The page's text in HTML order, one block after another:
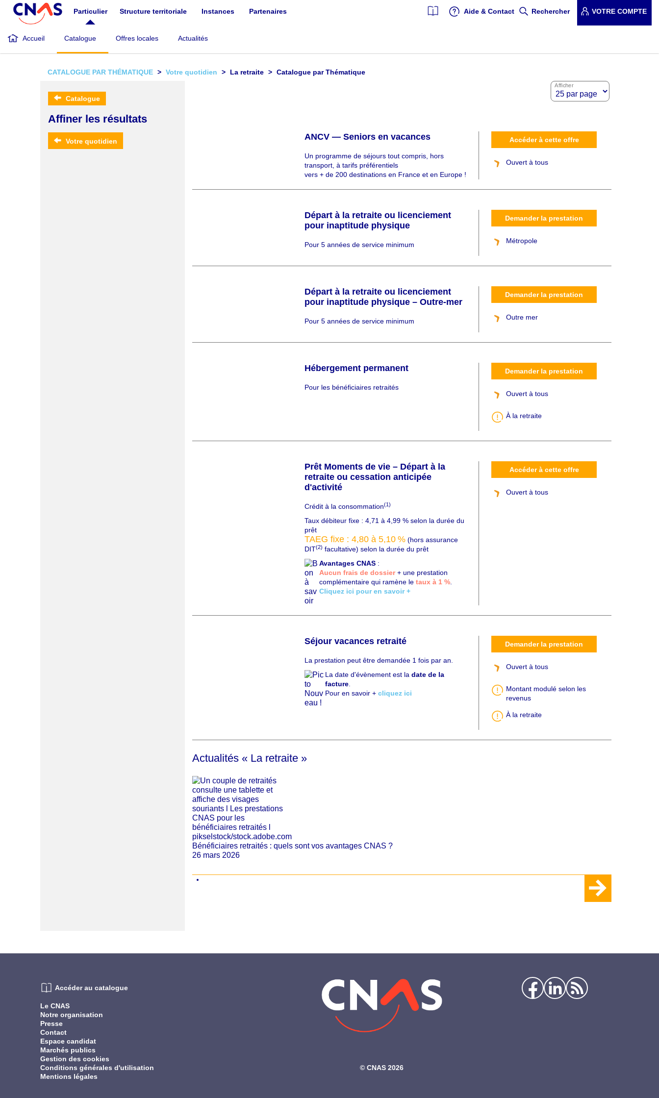
Aller
contenu
principal
Particulier Structure territoriale Instances Partenaires Aide & Contact Rechercher VOTRE COMPTE
Accueil Catalogue Offres locales Actualités
CATALOGUE PAR THÉMATIQUE Votre quotidien La retraite Catalogue par Thématique
Catalogue
Affiner les résultats
Votre quotidien
Afficher
ANCV — Seniors en vacances
C
h
a
Un programme de séjours tout compris, hors
transport, à tarifs préférentiels
vers + de 200 destinations en France et en Europe !
Accéder à cette offre
Ouvert à tous
Départ à la retraite ou licenciement
pour inaptitude physique
C
Pour 5 années de service minimum
Demander la prestation
Métropole
Départ à la retraite ou licenciement
pour inaptitude physique – Outre-mer
C
Pour 5 années de service minimum
Demander la prestation
Outre mer
Hébergement permanent
C
Pour les bénéficiaires retraités
Demander la prestation
Ouvert à tous
À la retraite
Prêt Moments de vie – Départ à la
retraite ou cessation anticipée
d'activité
C
a
p
ô
Crédit à la consommation(1)
Taux débiteur fixe : 4,71 à 4,99 % selon la durée du
prêt
TAEG fixe : 4,80 à 5,10 %(hors assurance
DIT(2) facultative) selon la durée du prêt
Avantages CNAS:
Aucun frais de dossier+ une prestation
complémentaire qui ramène le taux à 1 %.
Cliquez ici pour en savoir +
Accéder à cette offre
Ouvert à tous
Séjour vacances retraité
C
h
a
p
ô
La prestation peut être demandée 1 fois par an.
La date d'évènement est la date de la
facture.
Pour en savoir + cliquez ici
Demander la prestation
Ouvert à tous
Montant modulé selon les
revenus
À la retraite
Actualités « La retraite »
Bénéficiaires retraités : quels sont vos avantages CNAS ?
26 mars 2026
©‎ CNAS 2026
Le CNAS
Notre organisation
Presse
Contact
Espace candidat
Marchés publics
Gestion des cookies
Conditions générales d'utilisation
Mentions légales
Accéder au catalogue